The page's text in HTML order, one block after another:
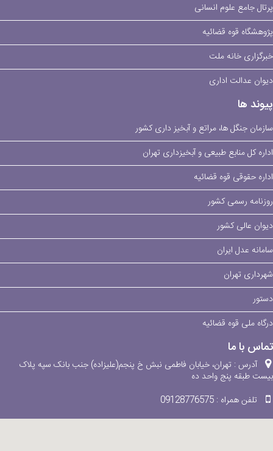
پرتال جامع علوم انسانی
پژوهشگاه قوه قضائیه
خبرگزاری خانه ملت
دیوان عدالت اداری
پیوند ها
سازمان جنگل ها، مراتع و آبخیز داری کشور
اداره کل منابع طبیعی و آبخیزداری تهران
اداره حقوقی قوه قضائیه
روزنامه رسمی کشور
دیوان عالی کشور
سامانه عدل ایران
شهرداری تهران
دستور
درگاه ملی قوه قضائیه
تماس با ما
آدرس : تهران، خیابان فاطمی نبش خ پنجم(علیزاده) جنب بانک سپه پلاک
بیست طبقه پنج واحد ده
تلفن همراه :